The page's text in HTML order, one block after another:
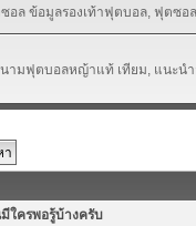
อล ข้อมูลรองเท้าฟุตบอล, ฟุตซอ
ามฟุตบอลหญ้าแท้ เทียม, แนะน
ใครพอรู้บ้างครับ